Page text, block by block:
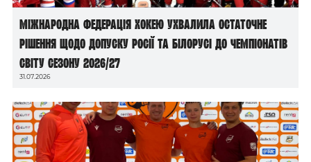
Міжнародна федерація хокею ухвалила остаточне
рішення щодо допуску росії та білорусі до чемпіонатів
світу сезону 2026/27
31.07.2026